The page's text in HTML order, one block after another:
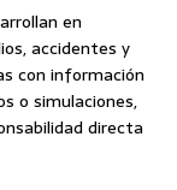
en
accidentes y
con información
o simulaciones,
directa